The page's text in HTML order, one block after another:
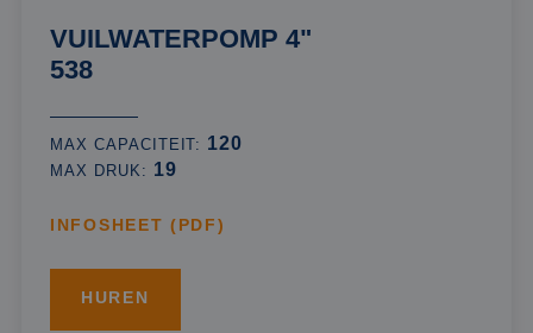
VUILWATERPOMP 4"
538
MAX CAPACITEIT: 120
MAX DRUK: 19
INFOSHEET (PDF)
HUREN